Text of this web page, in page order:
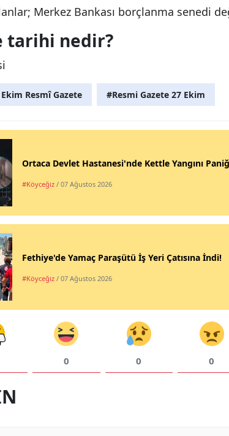
Merkez Bankası borçlanma senedi
tarihi nedir?
Resmî Gazete #Resmi Gazete 27 Ekim
Ortaca Devlet Hastanesi'nde Kettle Yangını
#Köyceğiz / 07 Ağustos 2026
Fethiye'de Yamaç Paraşütü İş Yeri Çatısına İndi!
#Köyceğiz / 07 Ağustos 2026
0 0 0